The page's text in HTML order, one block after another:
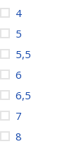
4
5
5,5
6
6,5
7
8